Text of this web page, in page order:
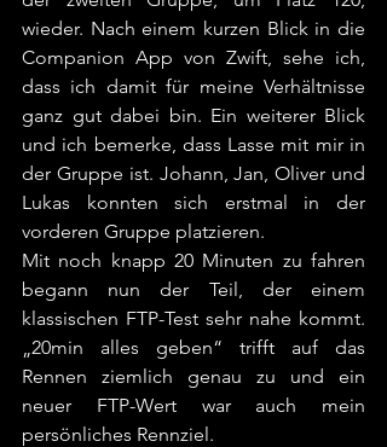
wieder. Nach einem kurzen Blick in die
Companion App von Zwift, sehe ich,
dass ich damit für meine Verhältnisse
ganz gut dabei bin. Ein weiterer Blick
und ich bemerke, dass Lasse mit mir in
der Gruppe ist. Johann, Jan, Oliver und
Lukas konnten sich erstmal in der
vorderen Gruppe platzieren.
Mit noch knapp 20 Minuten zu fahren
begann nun der Teil, der einem
klassischen FTP-Test sehr nahe kommt.
„20min alles geben“ trifft auf das
Rennen ziemlich genau zu und ein
neuer FTP-Wert war auch mein
persönliches Rennziel.